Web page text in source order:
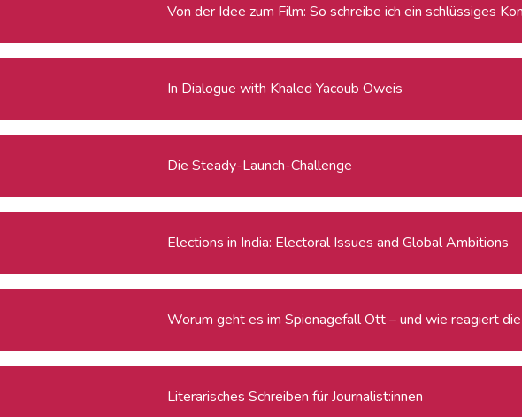
Von der Idee zum Film: So schreibe ich ein schlüssiges
In Dialogue with Khaled Yacoub Oweis
Die Steady-Launch-Challenge
Elections in India: Electoral Issues and Global Ambitions
Worum geht es im Spionagefall Ott – und wie reagiert
Literarisches Schreiben für Journalist:innen